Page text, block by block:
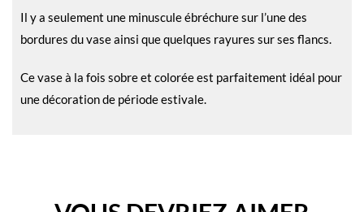
Il y a seulement une minuscule ébréchure sur l’une des
bordures du vase ainsi que quelques rayures sur ses flancs.
Ce vase à la fois sobre et colorée est parfaitement idéal pour
une décoration de période estivale.